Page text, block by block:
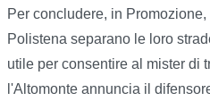
Per concludere, in
Polistena separano le loro
utile per consentire al mister di
l'Altomonte annuncia il